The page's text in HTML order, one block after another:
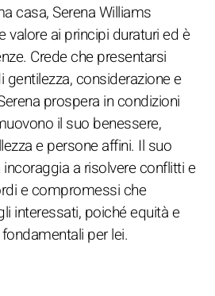
casa, Serena Williams
valore ai principi duraturi ed è
Crede che presentarsi
gentilezza, considerazione e
prospera in condizioni
il suo benessere,
e persone affini. Il suo
a risolvere conflitti e
e compromessi che
interessati, poiché equità e
per lei.